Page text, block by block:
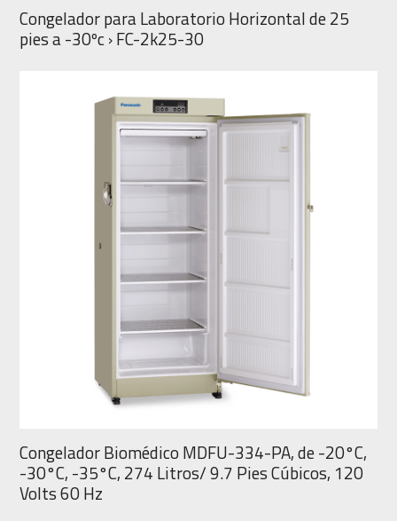
Congelador para Laboratorio Horizontal de 25
pies a -30ºc › FC-2k25-30
Congelador Biomédico MDFU-334-PA, de -20°C,
-30°C, -35°C, 274 Litros/ 9.7 Pies Cúbicos, 120
Volts 60 Hz